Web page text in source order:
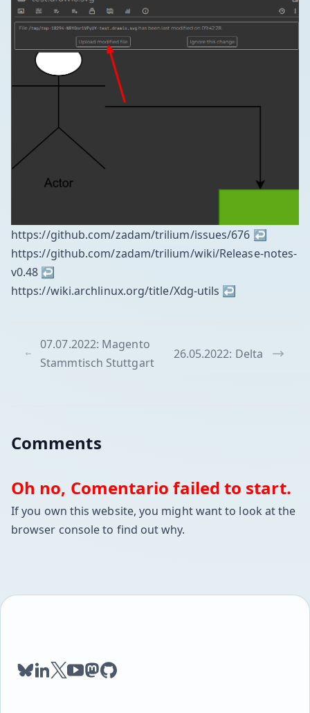
https://github.com/zadam/trilium/issues/676 ↩
https://github.com/zadam/trilium/wiki/Release-notes-
v0.48 ↩
https://wiki.archlinux.org/title/Xdg-utils ↩
07.07.2022: Magento
Stammtisch Stuttgart
26.05.2022: Delta
Comments
Oh no, Comentario failed to start.
If you own this website, you might want to look at the
browser console to find out why.
bluesky
linkedin
twitter
youtube
mastodon
github